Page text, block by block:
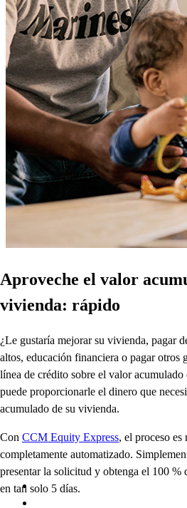
Aproveche el valor
vivienda: rápido
¿Le gustaría mejorar su vivienda, pagar
altos, educación financiera o pagar otros
línea de crédito sobre el valor
puede proporcionarle el dinero que
acumulado de su vivienda.
Con CCM Equity Express, el proceso es
completamente automatizado.
presentar la solicitud y obtenga el 100 %
en tan solo 5 días.